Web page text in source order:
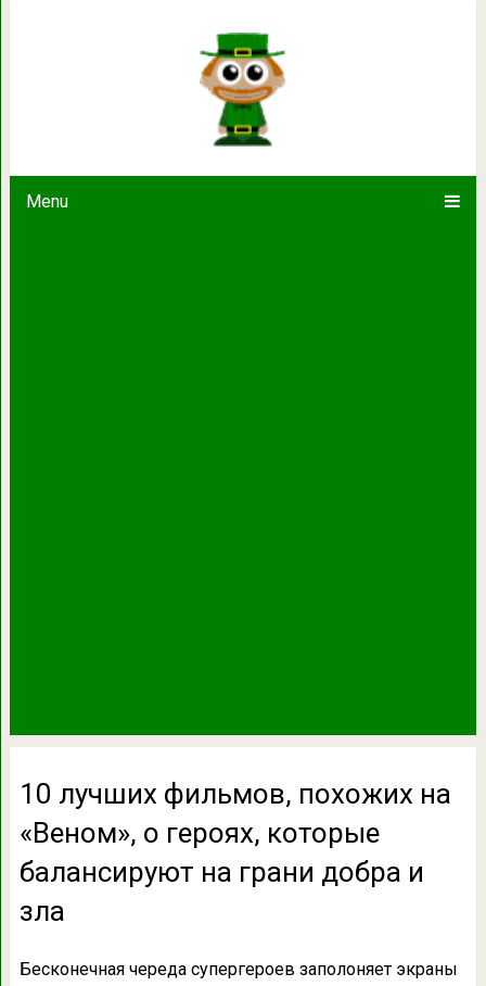
Menu
10 лучших фильмов, похожих на
балансируют на
10 лучших фильмов, похожих на
«Веном», о героях, которые
балансируют на грани добра и
зла
Бесконечная череда супергероев заполоняет экраны